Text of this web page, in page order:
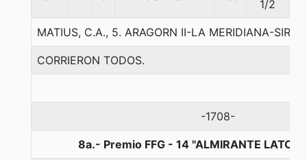
1/2
MATIUS, C.A., 5. ARAGORN II-LA MERIDIANA-SIR
CORRIERON TODOS.
-1708-
8a.- Premio FFG - 14 "ALMIRANTE